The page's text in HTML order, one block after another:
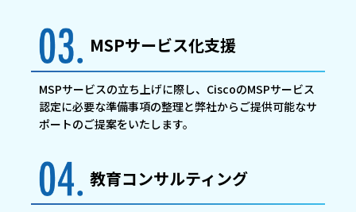
MSPサービス化支援
MSPサービスの立ち上げに際し、CiscoのMSPサービス
認定に必要な準備事項の整理と弊社からご提供可能なサ
ポートのご提案をいたします。
教育コンサルティング